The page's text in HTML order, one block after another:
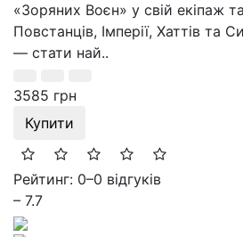
«Зоряних Воєн» у свій екіпаж
Повстанців, Імперії, Хаттів та
— стати най..
3585 грн
Купити
Рейтинг: 0–0 відгуків
– 7.7